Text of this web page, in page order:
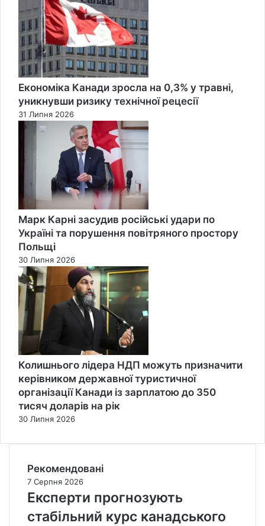
Економіка Канади зросла на 0,3% у травні,
уникнувши ризику технічної рецесії
31 Липня 2026
Марк Карні засудив російські удари по
Україні та порушення повітряного простору
Польщі
30 Липня 2026
Колишнього лідера НДП можуть призначити
керівником державної туристичної
організації Канади із зарплатою до 350
тисяч доларів на рік
30 Липня 2026
Рекомендовані
7 Серпня 2026
Експерти прогнозують
стабільний курс канадського